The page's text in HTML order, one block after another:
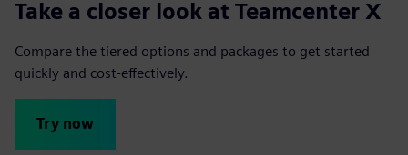
Take a closer look at Teamcenter X
Compare the tiered options and packages to get started
quickly and cost-effectively.
Try now